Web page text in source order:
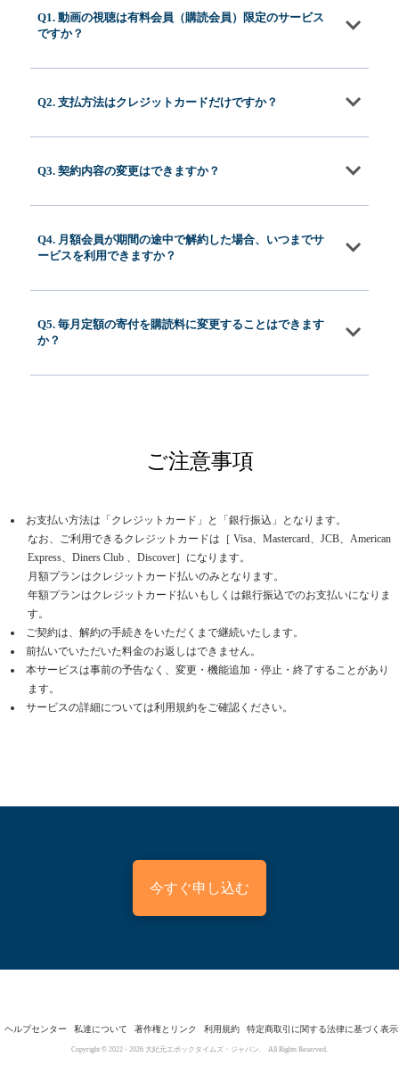
Q1. 動画の視聴は有料会員（購読会員）限定のサービス
ですか？
Q2. 支払方法はクレジットカードだけですか？
Q3. 契約内容の変更はできますか？
Q4. 月額会員が期間の途中で解約した場合、いつまでサ
ービスを利用できますか？
Q5. 毎月定額の寄付を購読料に変更することはできます
か？
ご注意事項
お支払い方法は「クレジットカード」と「銀行振込」となります。
なお、ご利用できるクレジットカードは［ Visa、Mastercard、JCB、American
Express、Diners Club 、Discover］になります。
月額プランはクレジットカード払いのみとなります。
年額プランはクレジットカード払いもしくは銀行振込でのお支払いになりま
す。
ご契約は、解約の手続きをいただくまで継続いたします。
前払いでいただいた料金のお返しはできません。
本サービスは事前の予告なく、変更・機能追加・停止・終了することがあり
ます。
サービスの詳細については利用規約をご確認ください。
今すぐ申し込む
ヘルプセンター 私達について 著作権とリンク 利用規約 特定商取引に関する法律に基づく表示
Copyright © 2022 - 2026 大紀元エポックタイムズ・ジャパン. All Rights Reserved.